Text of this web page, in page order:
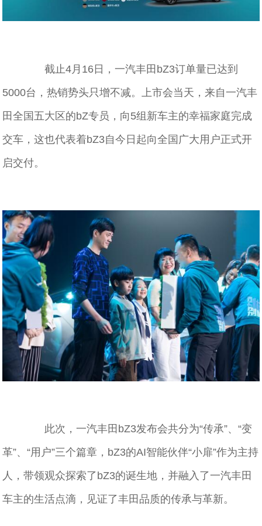
截止4月16日，一汽丰田bZ3订单量已达到
5000台，热销势头只增不减。上市会当天，来自一汽丰
田全国五大区的bZ专员，向5组新车主的幸福家庭完成
交车，这也代表着bZ3自今日起向全国广大用户正式开
启交付。
此次，一汽丰田bZ3发布会共分为“传承”、“变
革”、“用户”三个篇章，bZ3的AI智能伙伴“小扉”作为主持
人，带领观众探索了bZ3的诞生地，并融入了一汽丰田
车主的生活点滴，见证了丰田品质的传承与革新。